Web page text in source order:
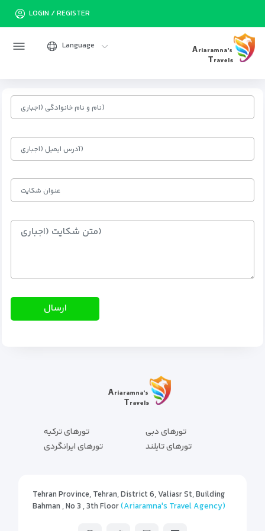
LOGIN / REGISTER
Language
تورهای ترکیه
تورهای ایرانگردی
تورهای دبی
تورهای تایلند
Tehran Province, Tehran, District 6, Valiasr St, Building
Bahman , No 3 , 3th Floor(Ariaramna's Travel Agency)